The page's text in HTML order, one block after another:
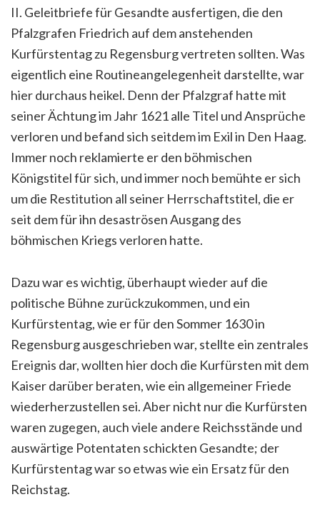
II. Geleitbriefe für Gesandte ausfertigen, die den
Pfalzgrafen Friedrich auf dem anstehenden
Kurfürstentag zu Regensburg vertreten sollten.Was
eigentlich eine Routineangelegenheit darstellte, war
hier durchaus heikel. Denn der Pfalzgraf hatte mit
seiner Ächtung im Jahr 1621 alle Titel und Ansprüche
verloren und befand sich seitdem im Exil in Den Haag.
Immer noch reklamierte er den böhmischen
Königstitel für sich, und immer noch bemühte er sich
um die Restitution all seiner Herrschaftstitel, die er
seit dem für ihn desaströsen Ausgang des
böhmischen Kriegs verloren hatte.
Dazu war es wichtig, überhaupt wieder auf die
politische Bühne zurückzukommen, und ein
Kurfürstentag, wie er für den Sommer 1630 in
Regensburg ausgeschrieben war, stellte ein zentrales
Ereignis dar, wollten hier doch die Kurfürsten mit dem
Kaiser darüber beraten, wie ein allgemeiner Friede
wiederherzustellen sei. Aber nicht nur die Kurfürsten
waren zugegen, auch viele andere Reichsstände und
auswärtige Potentaten schickten Gesandte; der
Kurfürstentag war so etwas wie ein Ersatz für den
Reichstag.